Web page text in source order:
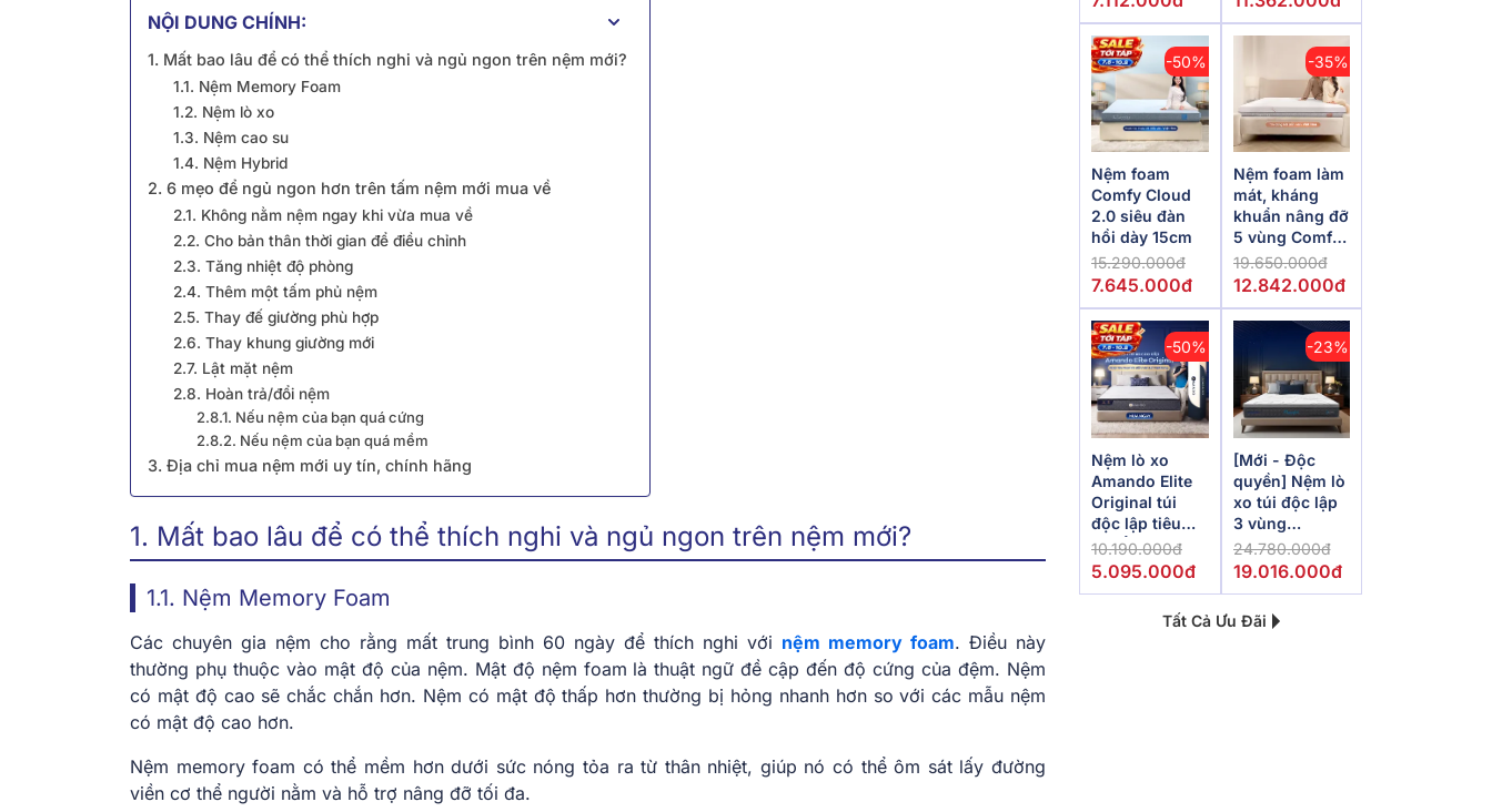
NỘI DUNG CHÍNH:
1. Mất bao lâu để có thể thích nghi và ngủ ngon trên nệm mới?
1.1. Nệm Memory Foam
1.2. Nệm lò xo
1.3. Nệm cao su
1.4. Nệm Hybrid
2. 6 mẹo để ngủ ngon hơn trên tấm nệm mới mua về
2.1. Không nằm nệm ngay khi vừa mua về
2.2. Cho bản thân thời gian để điều chỉnh
2.3. Tăng nhiệt độ phòng
2.4. Thêm một tấm phủ nệm
2.5. Thay đế giường phù hợp
2.6. Thay khung giường mới
2.7. Lật mặt nệm
2.8. Hoàn trả/đổi nệm
2.8.1. Nếu nệm của bạn quá cứng
2.8.2. Nếu nệm của bạn quá mềm
3. Địa chỉ mua nệm mới uy tín, chính hãng
1. Mất bao lâu để có thể thích nghi và ngủ ngon trên nệm mới?
1.1. Nệm Memory Foam
Các chuyên gia nệm cho rằng mất trung bình 60 ngày để thích nghi với nệm memory foam. Điều này
thường phụ thuộc vào mật độ của nệm. Mật độ nệm foam là thuật ngữ đề cập đến độ cứng của đệm. Nệm
có mật độ cao sẽ chắc chắn hơn. Nệm có mật độ thấp hơn thường bị hỏng nhanh hơn so với các mẫu nệm
có mật độ cao hơn.
Nệm memory foam có thể mềm hơn dưới sức nóng tỏa ra từ thân nhiệt, giúp nó có thể ôm sát lấy đường
viền cơ thể người nằm và hỗ trợ nâng đỡ tối đa.
-50%
Nệm foam
Comfy Cloud
2.0 siêu đàn
hồi dày 15cm
15.290.000đ
7.645.000đ
-35%
Nệm foam làm
mát, kháng
khuẩn nâng đỡ
5 vùng Comfy
Lux 1.0
19.650.000đ
12.842.000đ
-50%
Nệm lò xo
Amando Elite
Original túi
độc lập tiêu
chuẩn khách
sạn 5 sao dày
10.190.000đ
5.095.000đ
-23%
[Mới - Độc
quyền] Nệm lò
xo túi độc lập
3 vùng
Dunlopillo
de.Stress
24.780.000đ
19.016.000đ
Tất Cả Ưu Đãi